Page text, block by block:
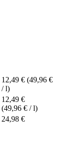
12,49 € (49,96 €
/ l)
12,49 €
(49,96 € / l)
24,98 €